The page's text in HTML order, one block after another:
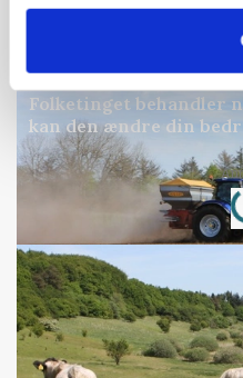
Folketinget behandler
kan den ændre din